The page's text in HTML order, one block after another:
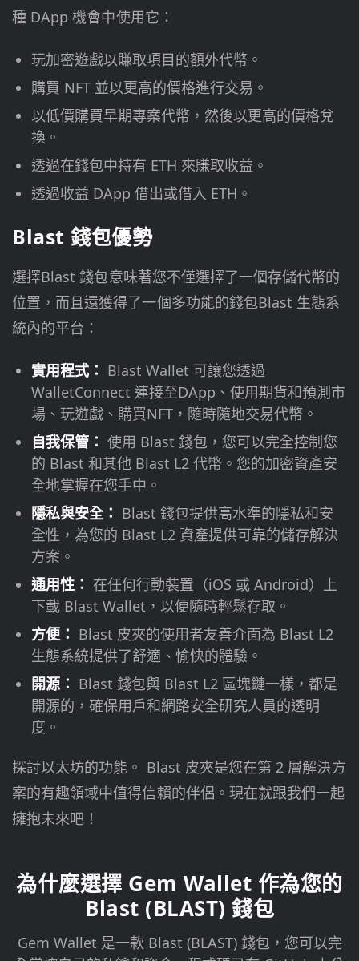
種 DApp 機會中使用它：
玩加密遊戲以賺取項目的額外代幣。
購買 NFT 並以更高的價格進行交易。
以低價購買早期專案代幣，然後以更高的價格兌
換。
透過在錢包中持有 ETH 來賺取收益。
透過收益 DApp 借出或借入 ETH。
Blast 錢包優勢
選擇Blast 錢包意味著您不僅選擇了一個存儲代幣的
位置，而且還獲得了一個多功能的錢包Blast 生態系
統內的平台：
實用程式： Blast Wallet 可讓您透過
WalletConnect 連接至DApp、使用期貨和預測市
場、玩遊戲、購買NFT，隨時隨地交易代幣。
自我保管： 使用 Blast 錢包，您可以完全控制您
的 Blast 和其他 Blast L2 代幣。您的加密資產安
全地掌握在您手中。
隱私與安全： Blast 錢包提供高水準的隱私和安
全性，為您的 Blast L2 資產提供可靠的儲存解決
方案。
通用性： 在任何行動裝置（iOS 或 Android）上
下載 Blast Wallet，以便隨時輕鬆存取。
方便： Blast 皮夾的使用者友善介面為 Blast L2
生態系統提供了舒適、愉快的體驗。
開源： Blast 錢包與 Blast L2 區塊鏈一樣，都是
開源的，確保用戶和網路安全研究人員的透明
度。
探討以太坊的功能。 Blast 皮夾是您在第 2 層解決方
案的有趣領域中值得信賴的伴侶。現在就跟我們一起
擁抱未來吧！
為什麼選擇 Gem Wallet 作為您的
Blast (BLAST) 錢包
Gem Wallet 是一款 Blast (BLAST) 錢包，您可以完